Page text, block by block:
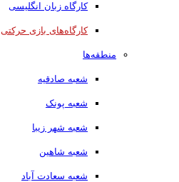
کارگاه زبان انگلیسی
کارگاه‌های بازی حرکتی
منطقه‌ها
شعبه صادقیه
شعبه پونک
شعبه شهر زیبا
شعبه شاهین
شعبه سعادت آباد